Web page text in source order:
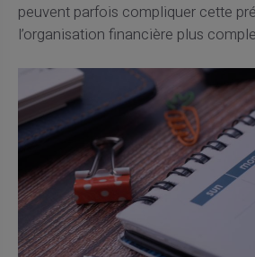
peuvent parfois compliquer cette
l’organisation financière plus